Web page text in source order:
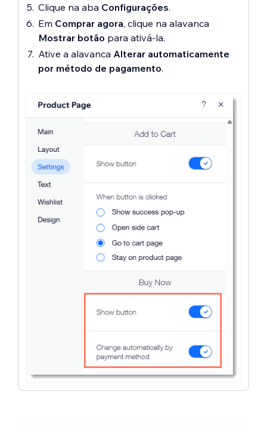
Clique na aba Configurações.
Em Comprar agora, clique na alavanca
Mostrar botão para ativá-la.
Ative a alavanca Alterar automaticamente
por método de pagamento.